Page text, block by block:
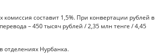
комиссия составит 1,5%. При конвертации рублей в
– 450 тысяч рублей / 2,35 млн тенге / 4,45
Нурбанка.